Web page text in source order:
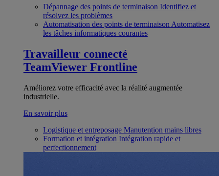
Dépannage des points de terminaison Identifiez et
résolvez les problèmes
Automatisation des points de terminaison Automatisez
les tâches informatiques courantes
Travailleur connecté
TeamViewer Frontline
Améliorez votre efficacité avec la réalité augmentée
industrielle.
En savoir plus
Logistique et entreposage Manutention mains libres
Formation et intégration Intégration rapide et
perfectionnement